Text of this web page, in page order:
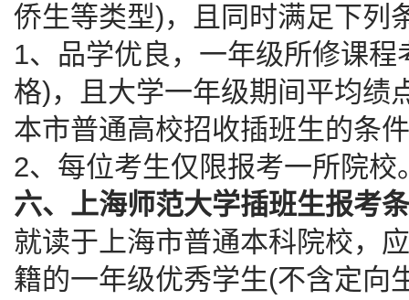
侨生等类型)，且同时满足下列
1、品学优良，一年级所修课
格)，且大学一年级期间平均绩
本市普通高校招收插班生的条
2、每位考生仅限报考一所院校
六、上海师范大学插班生报考
就读于上海市普通本科院校，
籍的一年级优秀学生(不含定向